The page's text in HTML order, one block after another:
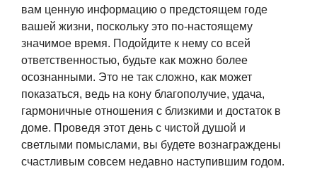
вам ценную информацию о предстоящем годе
вашей жизни, поскольку это по-настоящему
значимое время. Подойдите к нему со всей
ответственностью, будьте как можно более
осознанными. Это не так сложно, как может
показаться, ведь на кону благополучие, удача,
гармоничные отношения с близкими и достаток в
доме. Проведя этот день с чистой душой и
светлыми помыслами, вы будете вознаграждены
счастливым совсем недавно наступившим годом.